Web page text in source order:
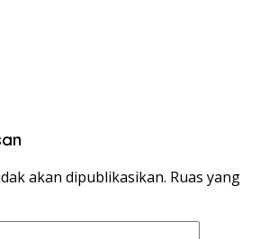
akan dipublikasikan. Ruas yang